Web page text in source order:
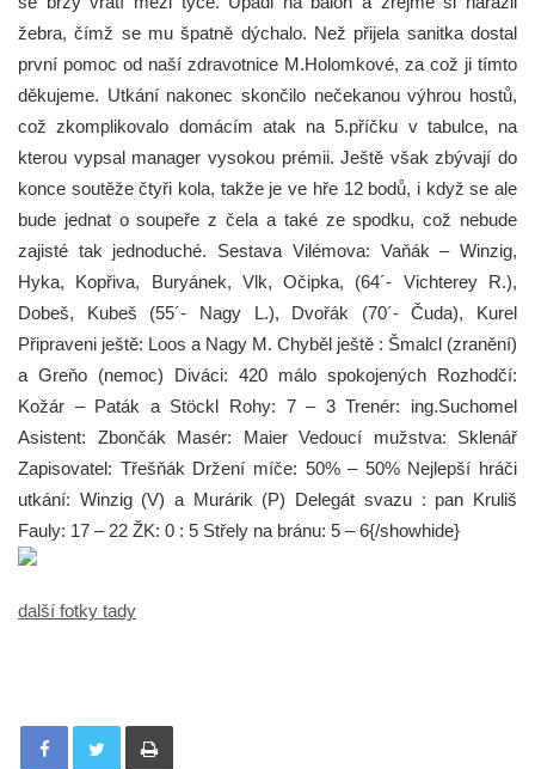
žebra, čímž se mu špatně dýchalo. Než přijela sanitka dostal
první pomoc od naší zdravotnice M.Holomkové, za což ji tímto
děkujeme. Utkání nakonec skončilo nečekanou výhrou hostů,
což zkomplikovalo domácím atak na 5.příčku v tabulce, na
kterou vypsal manager vysokou prémii. Ještě však zbývají do
konce soutěže čtyři kola, takže je ve hře 12 bodů, i když se ale
bude jednat o soupeře z čela a také ze spodku, což nebude
zajisté tak jednoduché. Sestava Vilémova: Vaňák – Winzig,
Hyka, Kopřiva, Buryánek, Vlk, Očipka, (64´- Vichterey R.),
Dobeš, Kubeš (55´- Nagy L.), Dvořák (70´- Čuda), Kurel
Připraveni ještě: Loos a Nagy M. Chyběl ještě : Šmalcl (zranění)
a Greňo (nemoc) Diváci: 420 málo spokojených Rozhodčí:
Kožár – Paták a Stöckl Rohy: 7 – 3 Trenér: ing.Suchomel
Asistent: Zbončák Masér: Maier Vedoucí mužstva: Sklenář
Zapisovatel: Třešňák Držení míče: 50% – 50% Nejlepší hráči
utkání: Winzig (V) a Murárik (P) Delegát svazu : pan Kruliš
Fauly: 17 – 22 ŽK: 0 : 5 Střely na bránu: 5 – 6{/showhide}
další fotky tady
Tisknout